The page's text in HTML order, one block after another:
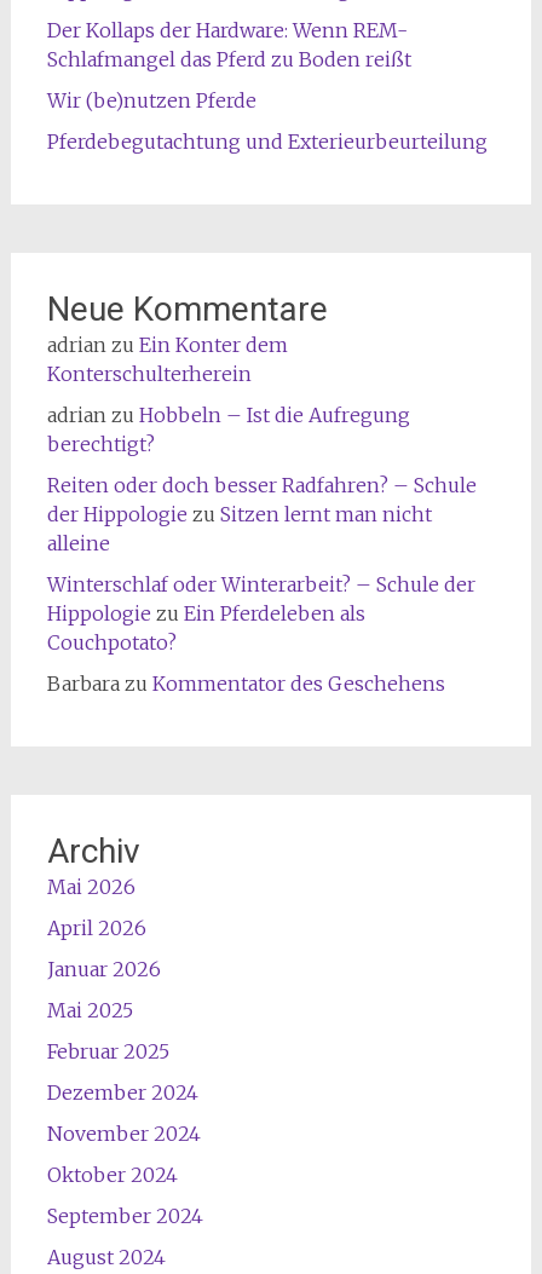
Der Kollaps der Hardware: Wenn REM-
Schlafmangel das Pferd zu Boden reißt
Wir (be)nutzen Pferde
Pferdebegutachtung und Exterieurbeurteilung
Neue Kommentare
adrian zu Ein Konter dem
Konterschulterherein
adrian zu Hobbeln – Ist die Aufregung
berechtigt?
Reiten oder doch besser Radfahren? – Schule
der Hippologie zu Sitzen lernt man nicht
alleine
Winterschlaf oder Winterarbeit? – Schule der
Hippologie zu Ein Pferdeleben als
Couchpotato?
Barbarazu Kommentator des Geschehens
Archiv
Mai 2026
April 2026
Januar 2026
Mai 2025
Februar 2025
Dezember 2024
November 2024
Oktober 2024
September 2024
August 2024